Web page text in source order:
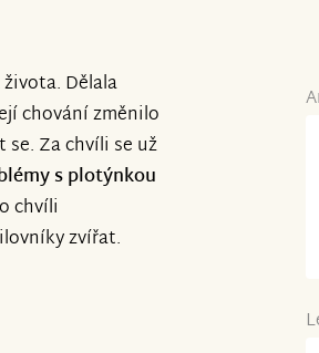
Dělala
chování změnilo
se. Za chvíli se už
s plotýnkou
chvíli
zvířat.